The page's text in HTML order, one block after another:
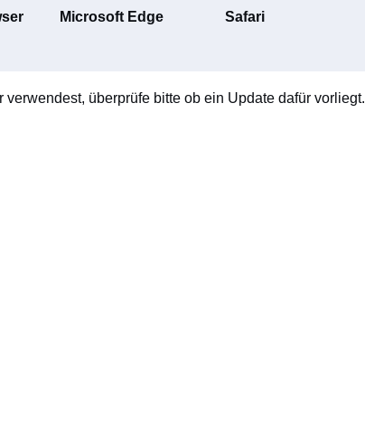
Microsoft Edge Safari
überprüfe bitte ob ein Update dafür vorliegt.